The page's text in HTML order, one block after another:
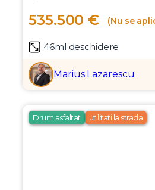
535.500 € (Nu se
46ml deschidere
Marius Lazarescu
Drum asfaltat utilitati la strada